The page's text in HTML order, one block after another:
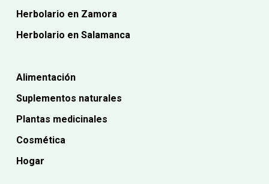
Herbolario en Zamora
Herbolario en Salamanca
Alimentación
Suplementos naturales
Plantas medicinales
Cosmética
Hogar